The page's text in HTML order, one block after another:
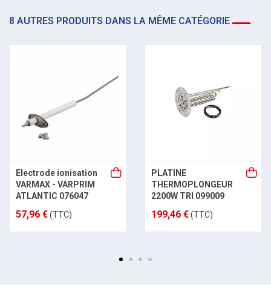
8 AUTRES PRODUITS DANS LA MÊME CATÉGORIE
Electrode ionisation
VARMAX - VARPRIM
ATLANTIC 076047
57,96 €(TTC)
PLATINE
THERMOPLONGEUR
2200W TRI 099009
199,46 €(TTC)